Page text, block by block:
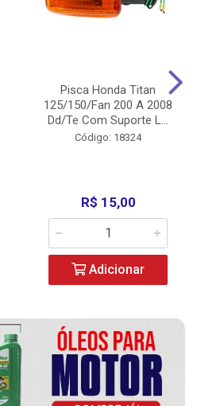
Pisca Honda Titan
125/150/Fan 200 A 2008
Dd/Te Com Suporte L...
Código: 18324
R$ 15,00
Adicionar